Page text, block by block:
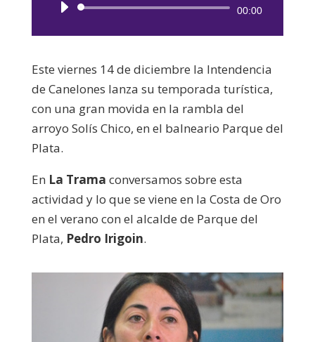
Reproductor
00:00
Este viernes 14 de diciembre la Intendencia
de Canelones lanza su temporada turística,
con una gran movida en la rambla del
arroyo Solís Chico, en el balneario Parque del
Plata.
En La Trama conversamos sobre esta
actividad y lo que se viene en la Costa de Oro
en el verano con el alcalde de Parque del
Plata, Pedro Irigoin.